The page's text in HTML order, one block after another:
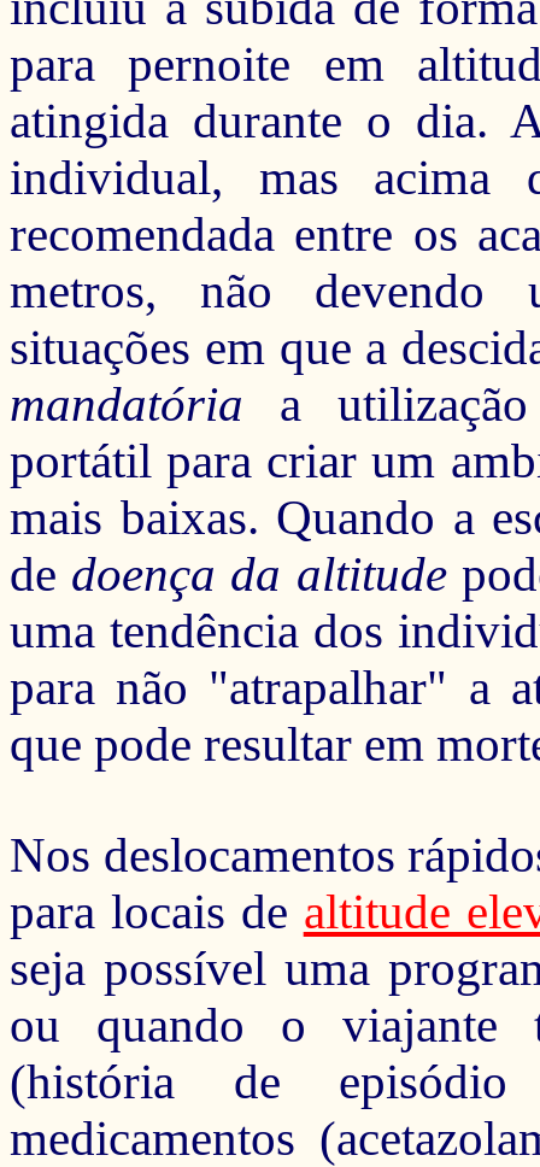
para pernoite em
atingida durante o dia.
individual, mas acima
recomendada entre os
metros, não devendo
situações em que a
mandatória a
portátil para criar um
mais baixas. Quando a
de doença da altitude
uma tendência dos
para não "atrapalhar" a
que pode resultar em
Nos deslocamentos
para locais de altitude
seja possível uma
ou quando o viajante
(história de
medicamentos